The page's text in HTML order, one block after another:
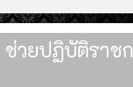
ช่วยปฏิบัติราช